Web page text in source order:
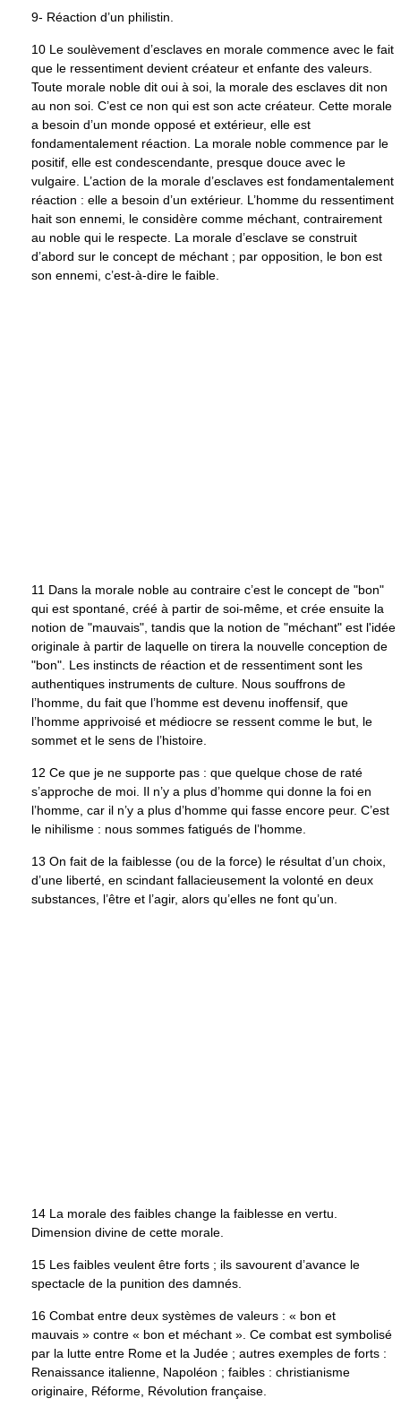
9- Réaction d’un philistin.
10 Le soulèvement d’esclaves en morale commence avec le fait
que le ressentiment devient créateur et enfante des valeurs.
Toute morale noble dit oui à soi, la morale des esclaves dit non
au non soi. C’est ce non qui est son acte créateur. Cette morale
a besoin d’un monde opposé et extérieur, elle est
fondamentalement réaction. La morale noble commence par le
positif, elle est condescendante, presque douce avec le
vulgaire. L’action de la morale d’esclaves est fondamentalement
réaction : elle a besoin d’un extérieur. L’homme du ressentiment
hait son ennemi, le considère comme méchant, contrairement
au noble qui le respecte. La morale d’esclave se construit
d’abord sur le concept de méchant ; par opposition, le bon est
son ennemi, c’est-à-dire le faible.
11 Dans la morale noble au contraire c’est le concept de "bon"
qui est spontané, créé à partir de soi-même, et crée ensuite la
notion de "mauvais", tandis que la notion de "méchant" est l'idée
originale à partir de laquelle on tirera la nouvelle conception de
"bon". Les instincts de réaction et de ressentiment sont les
authentiques instruments de culture. Nous souffrons de
l’homme, du fait que l’homme est devenu inoffensif, que
l’homme apprivoisé et médiocre se ressent comme le but, le
sommet et le sens de l’histoire.
12 Ce que je ne supporte pas : que quelque chose de raté
s’approche de moi. Il n’y a plus d’homme qui donne la foi en
l’homme, car il n’y a plus d’homme qui fasse encore peur. C’est
le nihilisme : nous sommes fatigués de l’homme.
13 On fait de la faiblesse (ou de la force) le résultat d’un choix,
d’une liberté, en scindant fallacieusement la volonté en deux
substances, l’être et l’agir, alors qu’elles ne font qu’un.
14 La morale des faibles change la faiblesse en vertu.
Dimension divine de cette morale.
15 Les faibles veulent être forts ; ils savourent d’avance le
spectacle de la punition des damnés.
16 Combat entre deux systèmes de valeurs : « bon et
mauvais » contre « bon et méchant ». Ce combat est symbolisé
par la lutte entre Rome et la Judée ; autres exemples de forts :
Renaissance italienne, Napoléon ; faibles : christianisme
originaire, Réforme, Révolution française.